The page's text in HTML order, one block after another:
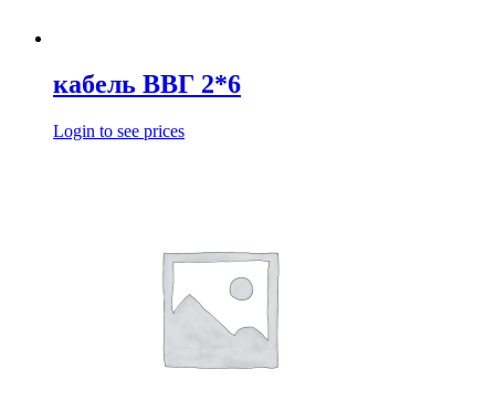
кабель ВВГ 2*6
Login to see prices